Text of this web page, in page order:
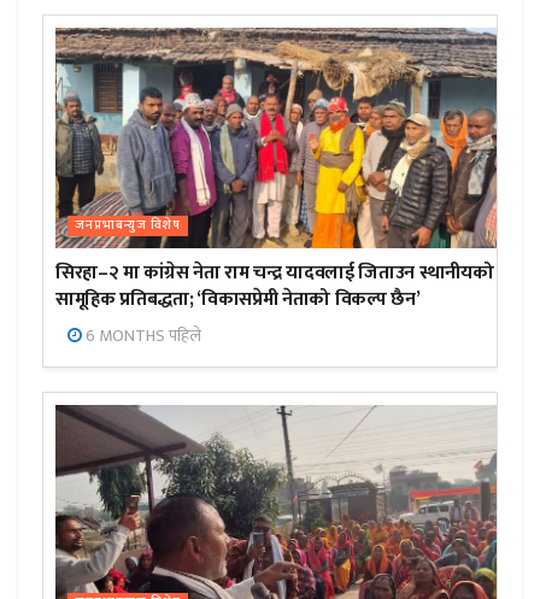
जनप्रभाबन्युज विशेष
सिरहा–२ मा कांग्रेस नेता राम चन्द्र यादवलाई जिताउन स्थानीयको
सामूहिक प्रतिबद्धता; ‘विकासप्रेमी नेताको विकल्प छैन’
6 MONTHS पहिले